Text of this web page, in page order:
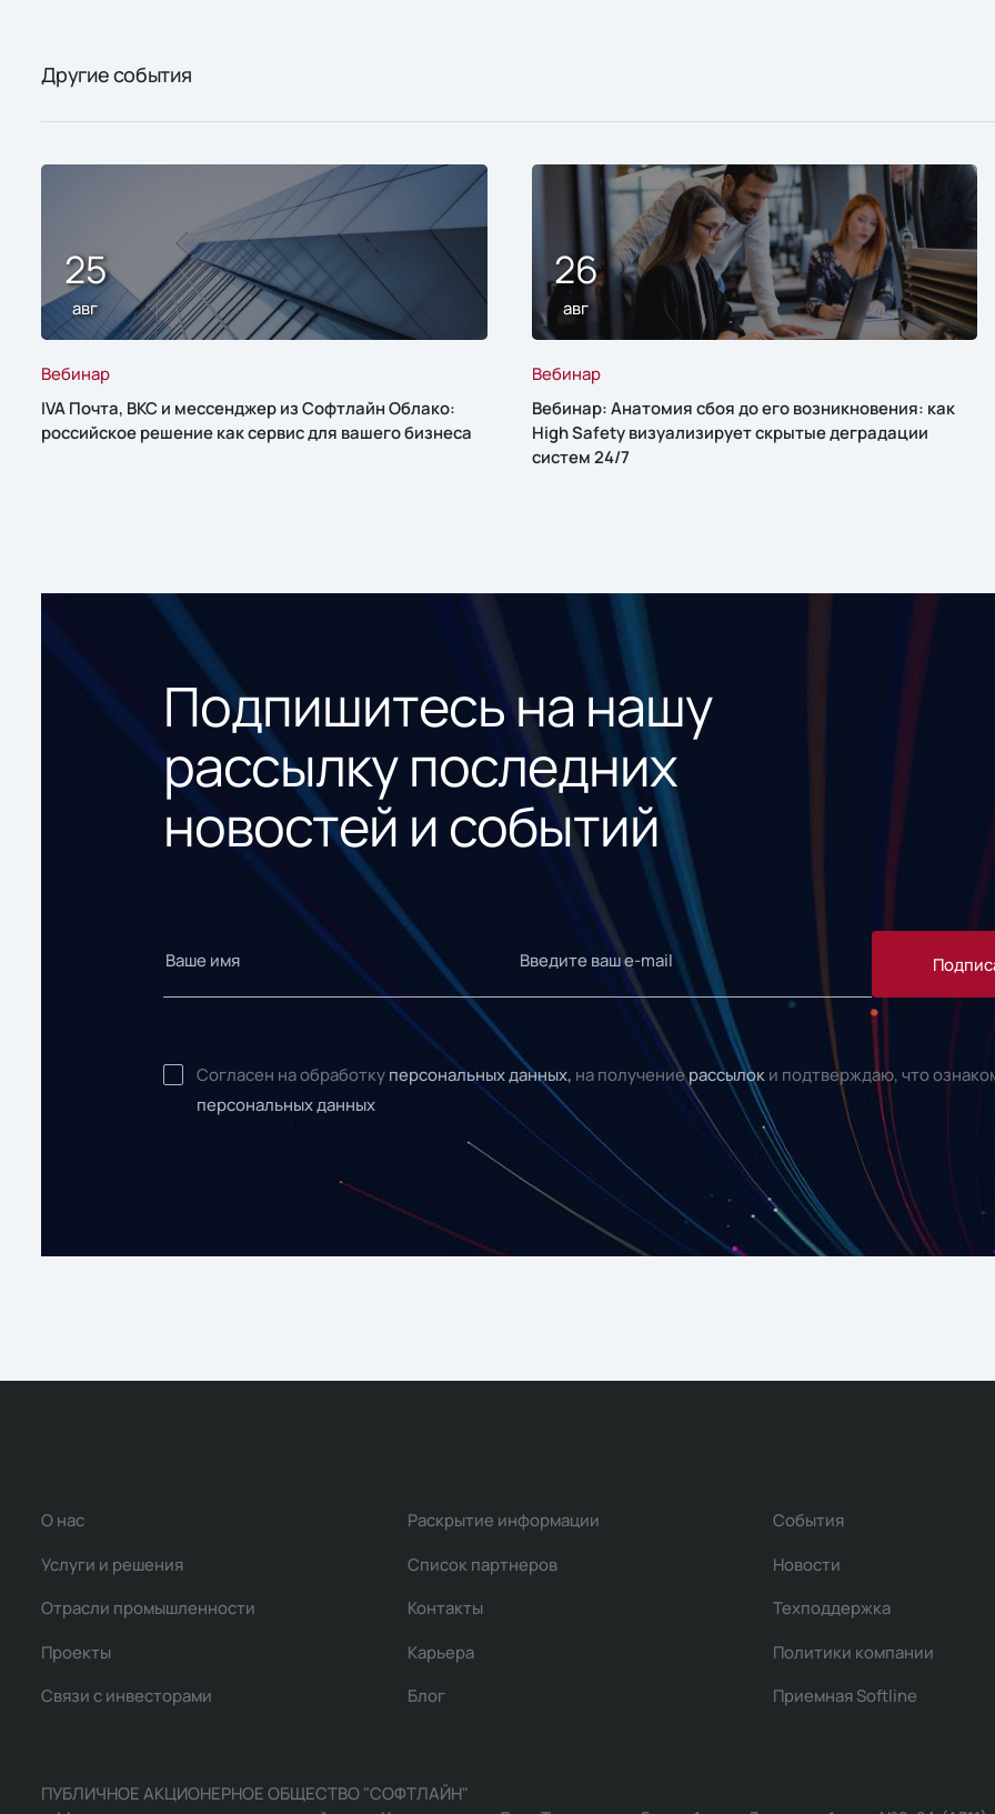
Другие события
25
авг
Вебинар
IVA Почта, ВКС и мессенджер из Софтлайн Облако:
российское решение как сервис для вашего бизнеса
26
авг
Вебинар
Вебинар: Анатомия сбоя до его возникновения: как
High Safety визуализирует скрытые деградации
систем 24/7
Подпишитесь на нашу
рассылку последних
новостей и событий
Согласен на обработку персональных данных, на получениерассылок и подтверждаю, что
персональных данных
О нас
Услуги и решения
Отрасли промышленности
Проекты
Связи с инвесторами
Раскрытие информации
Список партнеров
Контакты
Карьера
Блог
События
Новости
Техподдержка
Политики компании
Приемная Softline
ПУБЛИЧНОЕ АКЦИОНЕРНОЕ ОБЩЕСТВО "СОФТЛАЙН"